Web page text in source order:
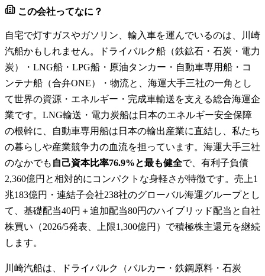
この会社ってなに？
自宅で灯すガスやガソリン、輸入車を運んでいるのは、川崎
汽船かもしれません。ドライバルク船（鉄鉱石・石炭・電力
炭）・LNG船・LPG船・原油タンカー・自動車専用船・コ
ンテナ船（合弁ONE）・物流と、海運大手三社の一角とし
て世界の資源・エネルギー・完成車輸送を支える総合海運企
業です。LNG輸送・電力炭船は日本のエネルギー安全保障
の根幹に、自動車専用船は日本の輸出産業に直結し、私たち
の暮らしや産業競争力の血流を担っています。海運大手三社
のなかでも 自己資本比率76.9%と最も健全で、有利子負債
2,360億円と相対的にコンパクトな身軽さが特徴です。売上1
兆183億円・連結子会社238社のグローバル海運グループとし
て、基礎配当40円＋追加配当80円のハイブリッド配当と自社
株買い（2026/5発表、上限1,300億円）で積極株主還元を継続
します。
川崎汽船は、ドライバルク（バルカー・鉄鋼原料・石炭